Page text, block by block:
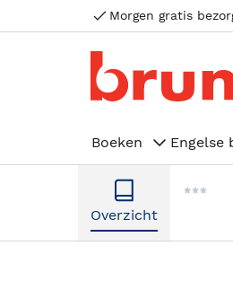
Morgen gratis
Boeken Engelse
Overzicht